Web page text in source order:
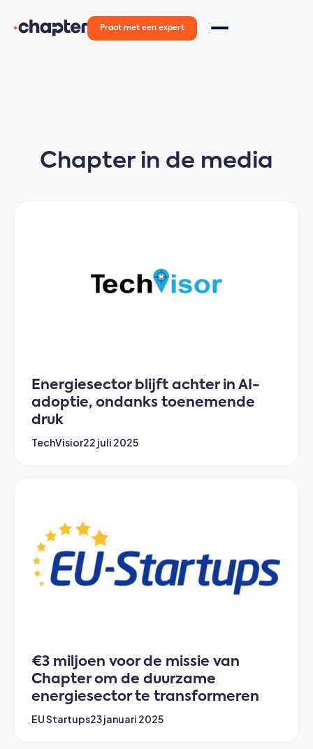
Praat met een expert
Chapter in de media
Energiesector blijft achter in AI-
adoptie, ondanks toenemende
druk
TechVisior22 juli 2025
€3 miljoen voor de missie van
Chapter om de duurzame
energiesector te transformeren
EU Startups23 januari 2025